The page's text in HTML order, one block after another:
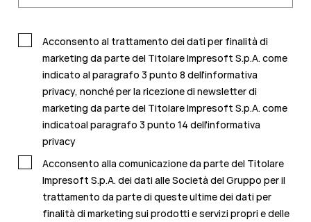
Acconsento al trattamento dei dati per finalità di
marketing da parte del Titolare Impresoft S.p.A. come
indicato al paragrafo 3 punto 8 dell'informativa
privacy, nonché per la ricezione di newsletter di
marketing da parte del Titolare Impresoft S.p.A. come
indicatoal paragrafo 3 punto 14 dell'informativa
privacy
Acconsento alla comunicazione da parte del Titolare
Impresoft S.p.A. dei dati alle Società del Gruppo per il
trattamento da parte di queste ultime dei dati per
finalità di marketing sui prodotti e servizi propri e delle